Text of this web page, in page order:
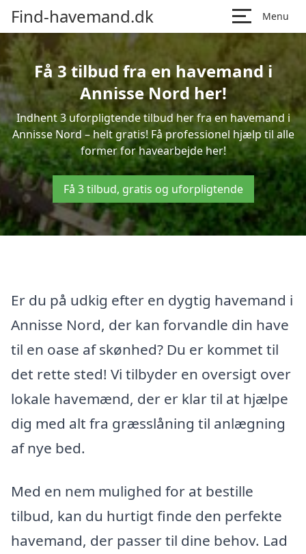
Find-havemand.dk Menu
Få 3 tilbud fra en havemand i
Annisse Nord her!
Indhent 3 uforpligtende tilbud her fra en havemand i
Annisse Nord – helt gratis! Få professionel hjælp til alle
former for havearbejde her!
Få 3 tilbud, gratis og uforpligtende
Er du på udkig efter en dygtig havemand i
Annisse Nord, der kan forvandle din have
til en oase af skønhed? Du er kommet til
det rette sted! Vi tilbyder en oversigt over
lokale havemænd, der er klar til at hjælpe
dig med alt fra græsslåning til anlægning
af nye bed.
Med en nem mulighed for at bestille
tilbud, kan du hurtigt finde den perfekte
havemand, der passer til dine behov. Lad